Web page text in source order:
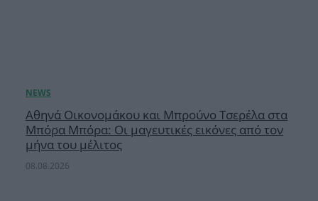
Αθηνά Οικονομάκου και Μπρούνο Τσερέλα στα
Μπόρα Μπόρα: Οι μαγευτικές εικόνες από τον
μήνα του μέλιτος
08.08.2026